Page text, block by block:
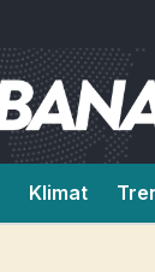
Klimat